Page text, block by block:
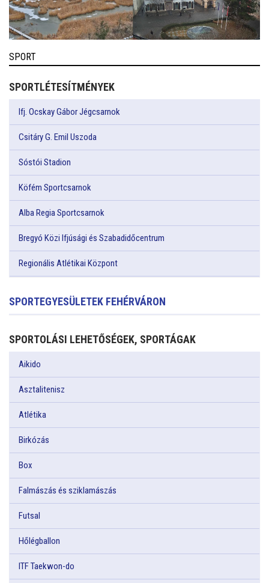
SPORT
SPORTLÉTESÍTMÉNYEK
Ifj. Ocskay Gábor Jégcsarnok
Csitáry G. Emil Uszoda
Sóstói Stadion
Köfém Sportcsarnok
Alba Regia Sportcsarnok
Bregyó Közi Ifjúsági és Szabadidőcentrum
Regionális Atlétikai Központ
SPORTEGYESÜLETEK FEHÉRVÁRON
SPORTOLÁSI LEHETŐSÉGEK, SPORTÁGAK
Aikido
Asztalitenisz
Atlétika
Birkózás
Box
Falmászás és sziklamászás
Futsal
Hőlégballon
ITF Taekwon-do